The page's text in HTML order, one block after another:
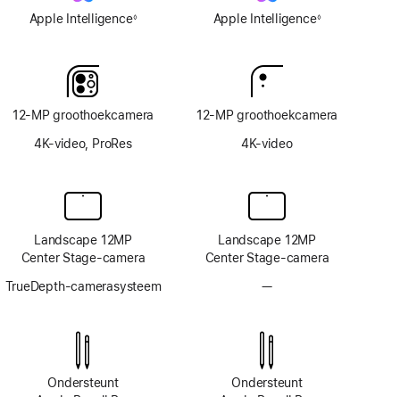
Apple Intelligence◊
12‑MP groothoekcamera
4K-video, ProRes
Landscape 12MP
Center Stage-camera
TrueDepth-camerasysteem
Ondersteunt
Apple Intelligence◊
12‑MP groothoekcamera
4K-video
Landscape 12MP
Center Stage-camera
—Geen
Ondersteunt